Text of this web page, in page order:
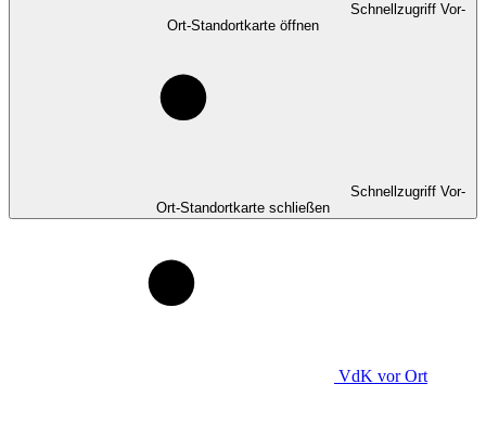
Schnellzugriff Vor-
Ort-Standortkarte öffnen
Schnellzugriff Vor-
Ort-Standortkarte schließen
VdK vor Ort